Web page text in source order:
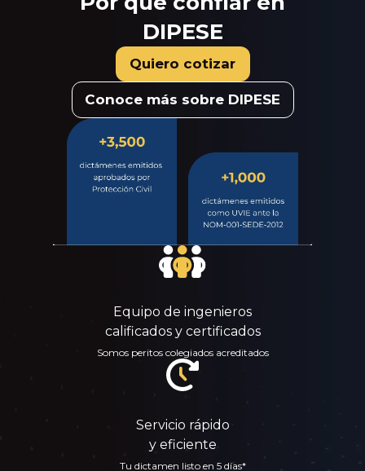
DIPESE
Quiero cotizar
Conoce más sobre DIPESE
Equipo de ingenieros
calificados y certificados
Somos peritos colegiados acreditados
Servicio rápido
y eficiente
Tu dictamen listo en 5 días*